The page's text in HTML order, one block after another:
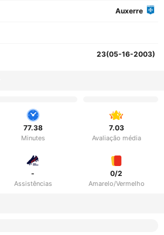
Auxerre
23(05-16-2003)
77.38
Minutes
7.03
Avaliação média
-
Assistências
0/2
Amarelo/Vermelho